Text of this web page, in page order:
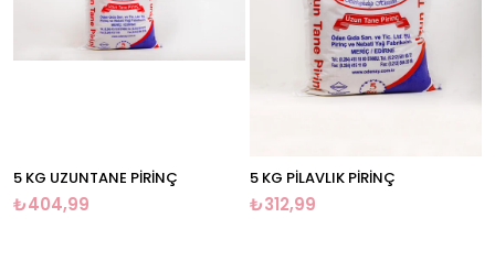
5 KG UZUNTANE PİRİNÇ
₺404,99
5 KG PİLAVLIK PİRİNÇ
₺312,99